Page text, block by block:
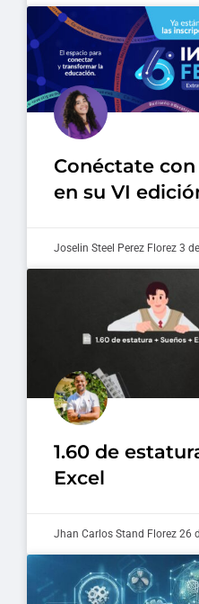
Conéctate
en su VI
Joselin Steel Perez Florez 3
1.60 de
Excel
Jhan Carlos Stand Florez 26